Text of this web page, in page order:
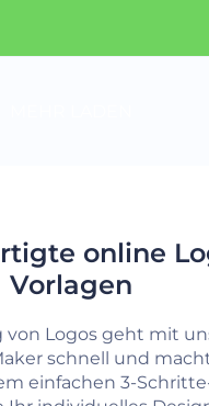
online
Vorlagen
von Logos geht mit
schnell und
einfachen 3-